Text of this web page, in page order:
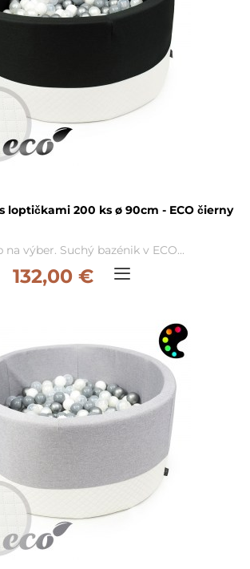
loptičkami 200 ks ø 90cm - ECO čierny
na výber. Suchý bazénik v ECO...
132,00 €